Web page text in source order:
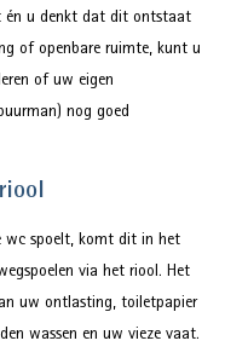
én u denkt dat dit ontstaat
of openbare ruimte, kunt u
of uw eigen
nog goed
wc spoelt, komt dit in het
via het riool. Het
uw ontlasting, toiletpapier
wassen en uw vieze vaat.